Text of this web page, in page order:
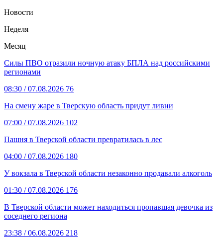
Новости
Неделя
Месяц
Силы ПВО отразили ночную атаку БПЛА над российскими
регионами
08:30 / 07.08.2026 76
На смену жаре в Тверскую область придут ливни
07:00 / 07.08.2026 102
Пашня в Тверской области превратилась в лес
04:00 / 07.08.2026 180
У вокзала в Тверской области незаконно продавали алкоголь
01:30 / 07.08.2026 176
В Тверской области может находиться пропавшая девочка из
соседнего региона
23:38 / 06.08.2026 218